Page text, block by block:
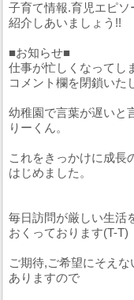
子育て情報.育児エピソ
紹介しあいましょう!!
■お知らせ■
仕事が忙しくなってし
コメント欄を閉鎖いた
幼稚園で言葉が遅いと
りーくん。
これをきっかけに成長
はじめました。
毎日訪問が厳しい生活
おくっております(T-T)
ご期待,ご希望にそえな
ありますので